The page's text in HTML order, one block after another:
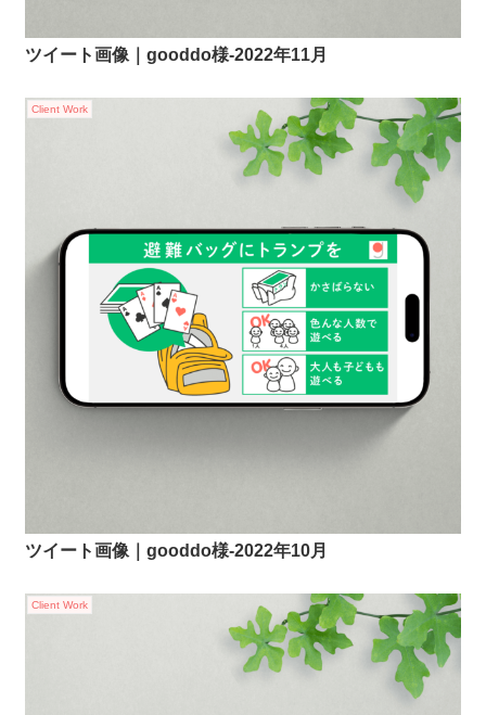
ツイート画像｜gooddo様-2022年11月
Client Work
ツイート画像｜gooddo様-2022年10月
Client Work